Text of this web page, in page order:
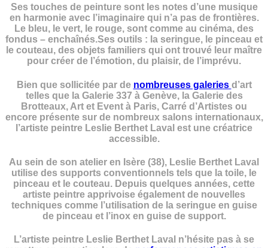
Ses touches de peinture sont les notes d’une musique
en harmonie avec l’imaginaire qui n’a pas de frontières.
Le bleu, le vert, le rouge, sont comme au cinéma, des
fondus – enchaînés.Ses outils : la seringue, le pinceau et
le couteau, des objets familiers qui ont trouvé leur maître
pour créer de l’émotion, du plaisir, de l’imprévu.
Bien que sollicitée par de nombreuses galeries d’art
telles que la Galerie 337 à Genève, la Galerie des
Brotteaux, Art et Event à Paris, Carré d’Artistes ou
encore présente sur de nombreux salons internationaux,
l’artiste peintre Leslie Berthet Laval est une créatrice
accessible.
Au sein de son atelier en Isère (38), Leslie Berthet Laval
utilise des supports conventionnels tels que la toile, le
pinceau et le couteau. Depuis quelques années, cette
artiste peintre apprivoise également de nouvelles
techniques comme l’utilisation de la seringue en guise
de pinceau et l’inox en guise de support.
L’artiste peintre Leslie Berthet Laval n’hésite pas à se